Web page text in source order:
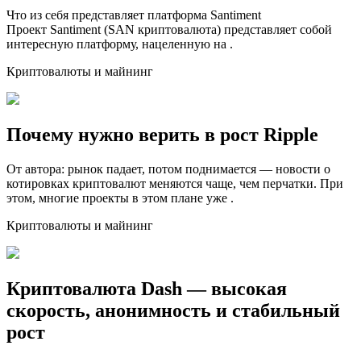
Что из себя представляет платформа Santiment
Проект Santiment (SAN криптовалюта) представляет собой
интересную платформу, нацеленную на .
Криптовалюты и майнинг
Почему нужно верить в рост Ripple
От автора: рынок падает, потом поднимается — новости о
котировках криптовалют меняются чаще, чем перчатки. При
этом, многие проекты в этом плане уже .
Криптовалюты и майнинг
Криптовалюта Dash — высокая
скорость, анонимность и стабильный
рост